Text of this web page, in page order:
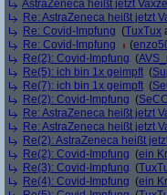
AstraZeneca heißt jetzt
Re: AstraZeneca heißt jetzt
Re: Covid-Impfung (TuxTux
Re: Covid-Impfung
(
Re(2): Covid-Impfung (
Re(5): ich bin 1x geimpft (
Re(7): ich bin 1x geimpft (
Re(2): Covid-Impfung (
Re: AstraZeneca heißt jetzt
Re: AstraZeneca heißt jetzt
Re(2): AstraZeneca heißt
Re(2): Covid-Impfung (ein
Re(3): Covid-Impfung (
Re(4): Covid-Impfung (ein